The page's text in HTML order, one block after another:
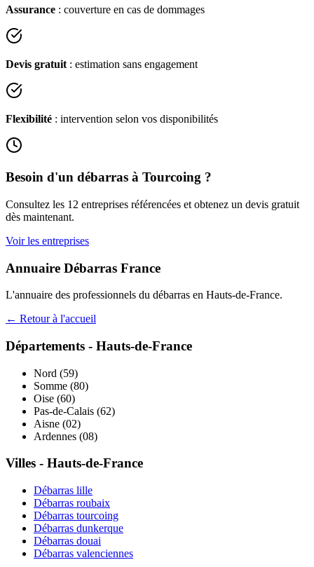
Assurance : couverture en cas de dommages
Devis gratuit : estimation sans engagement
Flexibilité : intervention selon vos disponibilités
Besoin d'un débarras à Tourcoing ?
Consultez les 12 entreprises référencées et obtenez un devis gratuit
dès maintenant.
Voir les entreprises
Annuaire Débarras France
L'annuaire des professionnels du débarras en Hauts-de-France.
← Retour à l'accueil
Départements - Hauts-de-France
Nord (59)
Somme (80)
Oise (60)
Pas-de-Calais (62)
Aisne (02)
Ardennes (08)
Villes - Hauts-de-France
Débarras lille
Débarras roubaix
Débarras tourcoing
Débarras dunkerque
Débarras douai
Débarras valenciennes